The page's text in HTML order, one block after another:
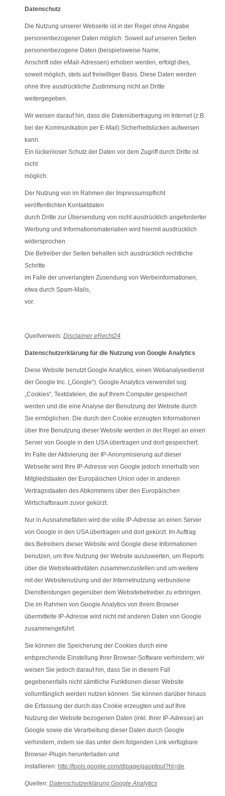
Datenschutz
Die Nutzung unserer Webseite ist in der Regel ohne Angabe
personenbezogener Daten möglich. Soweit auf unseren Seiten
personenbezogene Daten (beispielsweise Name,
Anschrift oder eMail-Adressen) erhoben werden, erfolgt dies,
soweit möglich, stets auf freiwilliger Basis. Diese Daten werden
ohne Ihre ausdrückliche Zustimmung nicht an Dritte
weitergegeben.
Wir weisen darauf hin, dass die Datenübertragung im Internet (z.B.
bei der Kommunikation per E-Mail) Sicherheitslücken aufweisen
kann.
Ein lückenloser Schutz der Daten vor dem Zugriff durch Dritte ist
nicht
möglich.
Der Nutzung von im Rahmen der Impressumspflicht
veröffentlichten Kontaktdaten
durch Dritte zur Übersendung von nicht ausdrücklich angeforderter
Werbung und Informationsmaterialien wird hiermit ausdrücklich
widersprochen.
Die Betreiber der Seiten behalten sich ausdrücklich rechtliche
Schritte
im Falle der unverlangten Zusendung von Werbeinformationen,
etwa durch Spam-Mails,
vor.
Quellverweis: Disclaimer eRecht24
Datenschutzerklärung für die Nutzung von Google Analytics
Diese Website benutzt Google Analytics, einen Webanalysedienst
der Google Inc. („Google“). Google Analytics verwendet sog.
„Cookies“, Textdateien, die auf Ihrem Computer gespeichert
werden und die eine Analyse der Benutzung der Website durch
Sie ermöglichen. Die durch den Cookie erzeugten Informationen
über Ihre Benutzung dieser Website werden in der Regel an einen
Server von Google in den USA übertragen und dort gespeichert.
Im Falle der Aktivierung der IP-Anonymisierung auf dieser
Webseite wird Ihre IP-Adresse von Google jedoch innerhalb von
Mitgliedstaaten der Europäischen Union oder in anderen
Vertragsstaaten des Abkommens über den Europäischen
Wirtschaftsraum zuvor gekürzt.
Nur in Ausnahmefällen wird die volle IP-Adresse an einen Server
von Google in den USA übertragen und dort gekürzt. Im Auftrag
des Betreibers dieser Website wird Google diese Informationen
benutzen, um Ihre Nutzung der Website auszuwerten, um Reports
über die Websiteaktivitäten zusammenzustellen und um weitere
mit der Websitenutzung und der Internetnutzung verbundene
Dienstleistungen gegenüber dem Websitebetreiber zu erbringen.
Die im Rahmen von Google Analytics von Ihrem Browser
übermittelte IP-Adresse wird nicht mit anderen Daten von Google
zusammengeführt.
Sie können die Speicherung der Cookies durch eine
entsprechende Einstellung Ihrer Browser-Software verhindern; wir
weisen Sie jedoch darauf hin, dass Sie in diesem Fall
gegebenenfalls nicht sämtliche Funktionen dieser Website
vollumfänglich werden nutzen können. Sie können darüber hinaus
die Erfassung der durch das Cookie erzeugten und auf Ihre
Nutzung der Website bezogenen Daten (inkl. Ihrer IP-Adresse) an
Google sowie die Verarbeitung dieser Daten durch Google
verhindern, indem sie das unter dem folgenden Link verfügbare
Browser-Plugin herunterladen und
installieren: http://tools.google.com/dlpage/gaoptout?hl=de.
Quellen: Datenschutzerklärung Google Analytics